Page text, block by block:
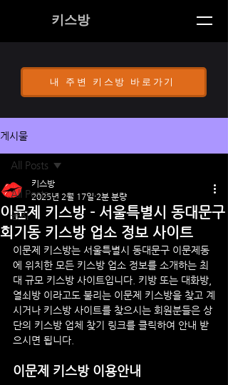
키스방
내 주변 키스방 바로가기
게시물
All Posts
공지
All Posts
이문제 키스방 - 서울특별시 동대문구
회기동 키스방 업소 정보 사이트
키스방
2025년 2월 17일 2분 분량
이문제 키스방는 서울특별시 동대문구 이문제 동
에 위치한 모든 키스방 업소 정보를 소개하는 최
대 규모 키스방 사이트입니다. 키방 또는 대화방,
열쇠방 이라고도 불리는 이문제 키스방을 찾고 계
시거나 키스방 사이트를 찾으시는 회원분들은 상
단의 키스방 업체 찾기 링크를 클릭하여 안내 받
으시면 됩니다.
이문제 키스방 이용안내